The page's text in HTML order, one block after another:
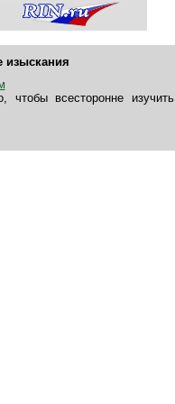
изыскания
чтобы всесторонне изучить